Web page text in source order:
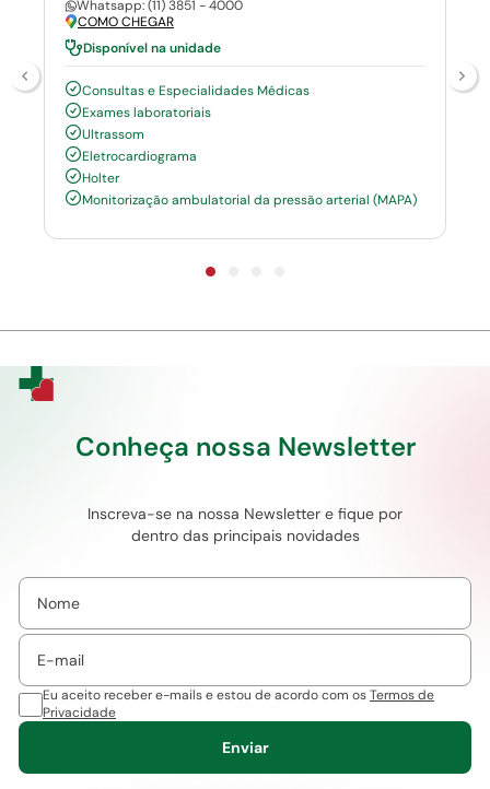
Whatsapp: (11) 3851 - 4000
COMO CHEGAR
Disponível na unidade
Consultas e Especialidades Médicas
Exames laboratoriais
Ultrassom
Eletrocardiograma
Holter
Monitorização ambulatorial da pressão arterial (MAPA)
Conheça nossa Newsletter
Inscreva-se na nossa Newsletter e fique por
dentro das principais novidades
Eu aceito receber e-mails e estou de acordo com osTermos de
Privacidade
Enviar